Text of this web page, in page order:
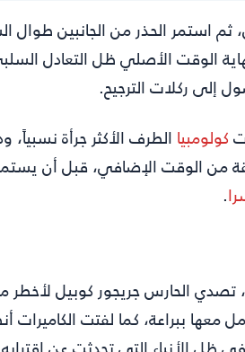
ثم استمر الحذر من الجانبين
الوقت الأصلي ظل التعادل
إلى ركلات الترجيح.
كولومبيا الطرف الأكثر جرأة
خلال أول 15 دقيقة من الوقت الإضافي،
.
معها ببراعة، كما لفتت الكاميرات